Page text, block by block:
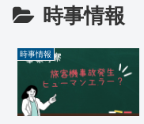
時事情報
時事情報